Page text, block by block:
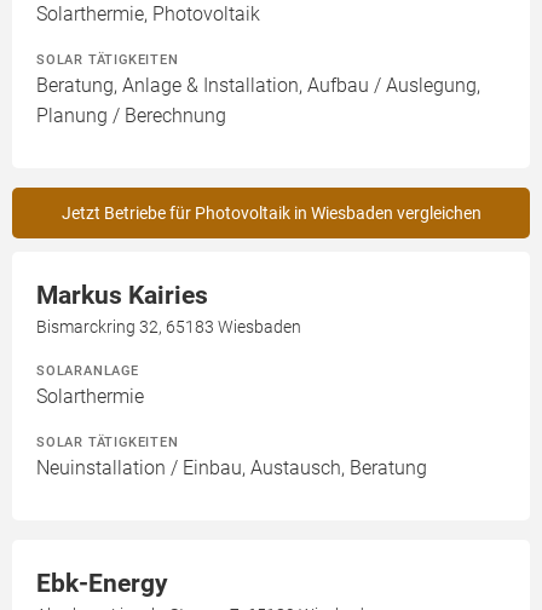
Solarthermie, Photovoltaik
SOLAR TÄTIGKEITEN
Beratung, Anlage & Installation, Aufbau / Auslegung,
Planung / Berechnung
Jetzt Betriebe für Photovoltaik in Wiesbaden vergleichen
Markus Kairies
Bismarckring 32, 65183 Wiesbaden
SOLARANLAGE
Solarthermie
SOLAR TÄTIGKEITEN
Neuinstallation / Einbau, Austausch, Beratung
Ebk-Energy